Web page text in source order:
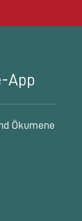
App
Ökumene